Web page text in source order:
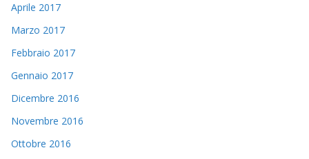
Aprile 2017
Marzo 2017
Febbraio 2017
Gennaio 2017
Dicembre 2016
Novembre 2016
Ottobre 2016